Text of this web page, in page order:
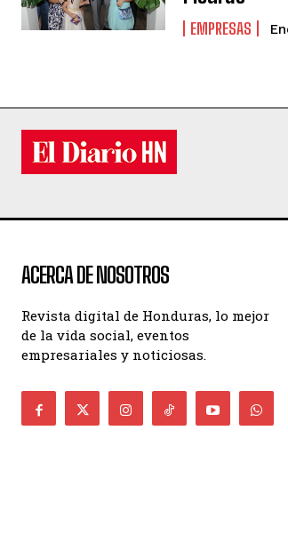
EMPRESAS
ACERCA DE NOSOTROS
Revista digital de Honduras, lo mejor
de la vida social, eventos
empresariales y noticiosas.